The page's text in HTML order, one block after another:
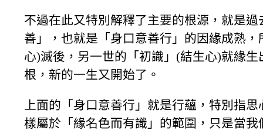
不過在此又特別解釋了主要的根源，就是
善」，也就是「身口意善行」的因緣成熟
心)滅後，另一世的「初識」(結生心)就緣
根，新的一生又開始了。
上面的「身口意善行」就是行蘊，特別指
樣屬於「緣名色而有識」的範圍，只是當